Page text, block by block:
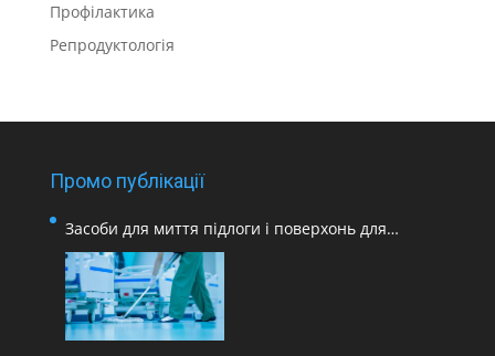
Профілактика
Репродуктологія
Промо публікації
Засоби для миття підлоги і поверхонь для
медичних закладів